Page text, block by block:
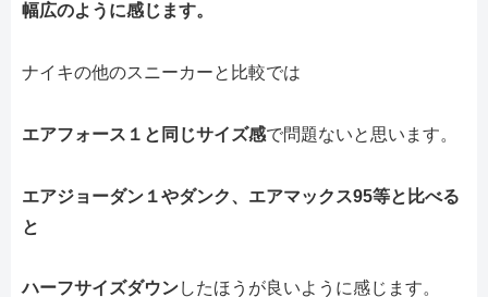
幅広のように感じます。
ナイキの他のスニーカーと比較では
エアフォース１と同じサイズ感で問題ないと思います。
エアジョーダン１やダンク、エアマックス95等と比べる
と
ハーフサイズダウンしたほうが良いように感じます。